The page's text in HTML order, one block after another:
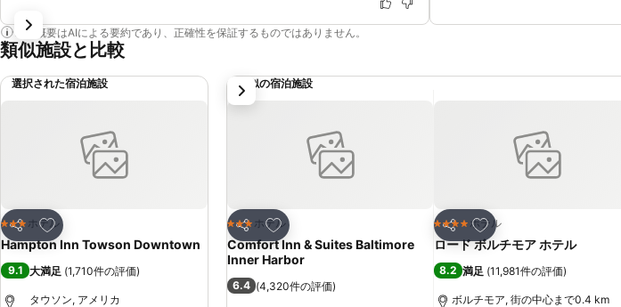
この概要はAIによる要約であり、正確性を保証するものではありません。
類似施設と比較
選択された宿泊施設
シェア
お気に入りに追加
3 ホテルのランク
ホテル
Hampton Inn Towson Downtown
9.1 大満足 (1,710件の評価)
タウソン, アメリカ
類似の宿泊施設
シェア
お気に入りに追加
3 ホテルのランク
ホテル
Comfort Inn & Suites Baltimore
Inner Harbor
6.4 (4,320件の評価)
シェア
お気に入りに追加
4 ホテルのランク
ホテル
ロード ボルチモア ホテル
8.2 満足 (11,981件の評価)
ボルチモア, 街の中心まで0.4 km
次